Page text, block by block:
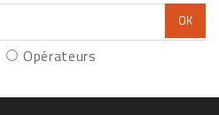
Opérateurs